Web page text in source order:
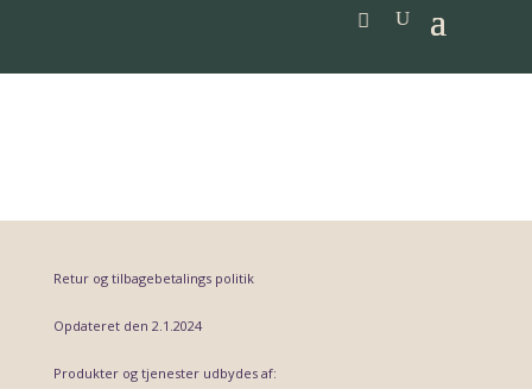
Retur og tilbagebetalings politik
Opdateret den 2.1.2024
Produkter og tjenester udbydes af: